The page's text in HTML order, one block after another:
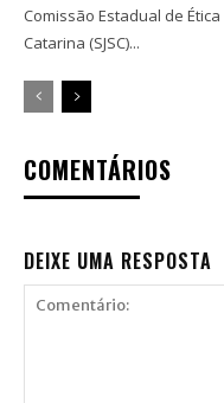
Comissão Estadual de
Catarina (SJSC)...
COMENTÁRIOS
DEIXE UMA RESPOSTA